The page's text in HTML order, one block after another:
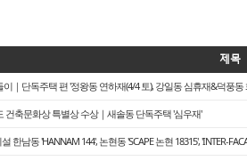
제목
｜단독주택 편 '정왕동 연하재(4/4 토), 강일동 심휴재&덕풍동
건축문화상 특별상 수상｜새솔동 단독주택 '심우재'
한남동 'HANNAM 144', 논현동 'SCAPE 논현 18315', 'INTER-